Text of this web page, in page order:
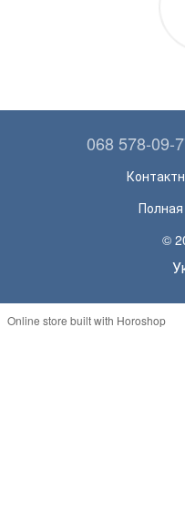
068 578-09-
©
Online store built with Horoshop